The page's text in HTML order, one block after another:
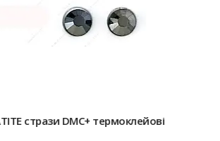
стрази DMC+ термоклейові